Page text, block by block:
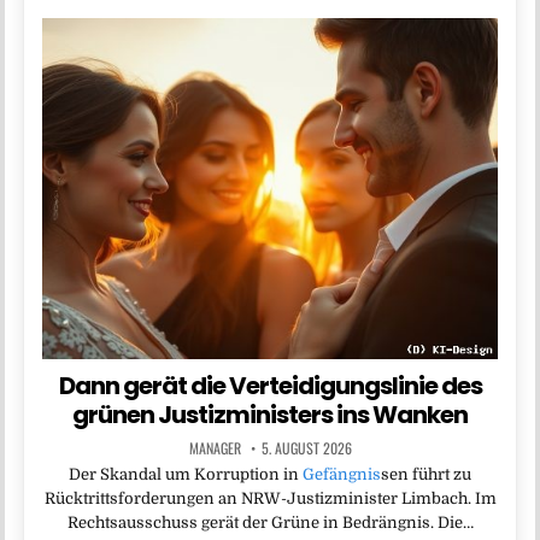
Dann gerät die Verteidigungslinie des
grünen Justizministers ins Wanken
MANAGER 5. AUGUST 2026
Der Skandal um Korruption in Gefängnissen führt zu
Rücktrittsforderungen an NRW-Justizminister Limbach. Im
Rechtsausschuss gerät der Grüne in Bedrängnis. Die…